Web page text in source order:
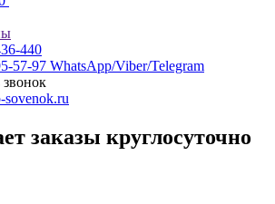
440
57-97 WhatsApp/Viber/Telegram
звонок
sovenok.ru
заказы круглосуточно